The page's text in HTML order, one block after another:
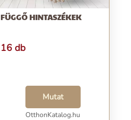
FÜGGŐ HINTASZÉKEK
16 db
Mutat
OtthonKatalog.hu